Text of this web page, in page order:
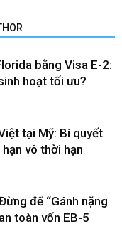
bằng Visa E-2:
hoạt tối ưu?
tại Mỹ: Bí quyết
vô thời hạn
để “Gánh nặng
toàn vốn EB-5